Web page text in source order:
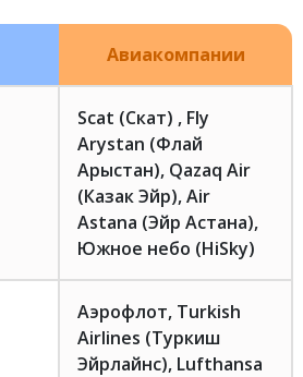
Авиакомпании
Scat (Скат) , Fly
Arystan (Флай
Арыстан), Qazaq Air
(Казак Эйр), Air
Astana (Эйр Астана),
Южное небо (HiSky)
Аэрофлот, Turkish
Airlines (Туркиш
Эйрлайнс), Lufthansa